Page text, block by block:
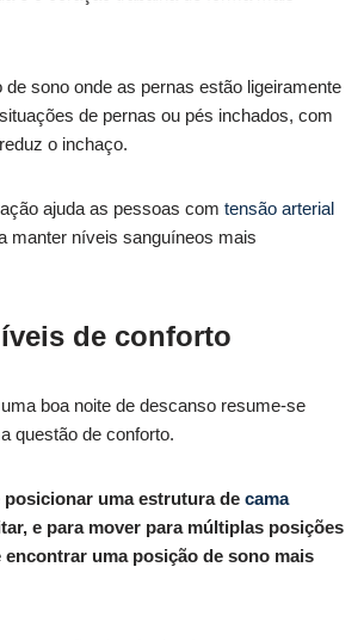
sono onde as pernas estão ligeiramente
de pernas ou pés inchados, com
o inchaço.
ajuda as pessoas com tensão arterial
manter níveis sanguíneos mais
de conforto
boa noite de descanso resume-se
questão de conforto.
uma estrutura de cama
e para mover para múltiplas posições
uma posição de sono mais